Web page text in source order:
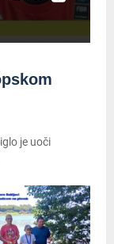
je uoči